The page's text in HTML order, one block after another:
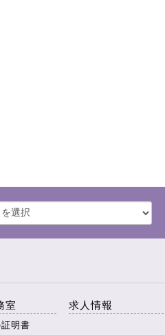
室
明書
求人情報